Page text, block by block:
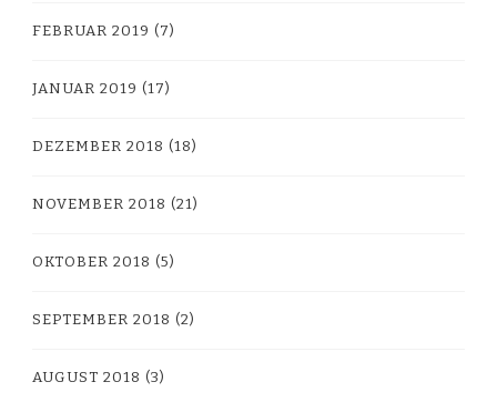
FEBRUAR 2019 (7)
JANUAR 2019 (17)
DEZEMBER 2018 (18)
NOVEMBER 2018 (21)
OKTOBER 2018 (5)
SEPTEMBER 2018 (2)
AUGUST 2018 (3)